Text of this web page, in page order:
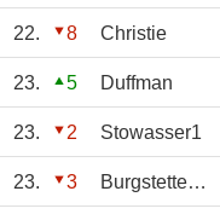
22. 8 Christie
23. 5 Duffman
23. 2 Stowasser1
23. 3 Burgstettenbazi